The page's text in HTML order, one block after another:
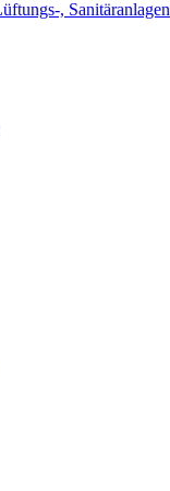
, Sanitäranlagen